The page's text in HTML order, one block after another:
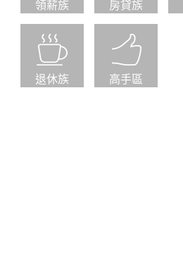
領薪族 房貸族
退休族 高手區